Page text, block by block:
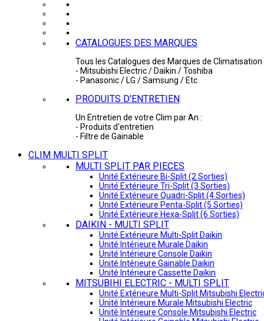
CATALOGUES DES MARQUES
Tous les Catalogues des Marques de Climatisation
- Mitsubishi Electric / Daikin / Toshiba
- Panasonic / LG / Samsung / Etc
PRODUITS D'ENTRETIEN
Un Entretien de votre Clim par An :
- Produits d'entretien
- Filtre de Gainable
CLIM MULTI SPLIT
MULTI SPLIT PAR PIECES
Unité Extérieure Bi-Split (2 Sorties)
Unité Extérieure Tri-Split (3 Sorties)
Unité Extérieure Quadri-Split (4 Sorties)
Unité Extérieure Penta-Split (5 Sorties)
Unité Extérieure Hexa-Split (6 Sorties)
DAIKIN - MULTI SPLIT
Unité Extérieure Multi-Split Daikin
Unité Intérieure Murale Daikin
Unité Intérieure Console Daikin
Unité Intérieure Gainable Daikin
Unité Intérieure Cassette Daikin
MITSUBIHI ELECTRIC - MULTI SPLIT
Unité Extérieure Multi-Split Mitsubishi
Unité Intérieure Murale Mitsubishi Electric
Unité Intérieure Console Mitsubishi Electric